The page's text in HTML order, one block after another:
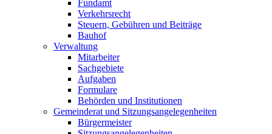
Fundamt
Verkehrsrecht
Steuern, Gebühren und Beiträge
Bauhof
Verwaltung
Mitarbeiter
Sachgebiete
Aufgaben
Formulare
Behörden und Institutionen
Gemeinderat und Sitzungsangelegenheiten
Bürgermeister